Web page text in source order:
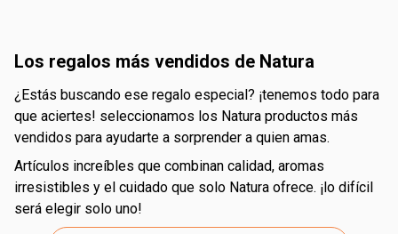
los regalos más vendidos de Natura
¿estás buscando ese regalo especial? ¡tenemos todo para
que aciertes! seleccionamos los Natura productos más
vendidos para ayudarte a sorprender a quien amas.
artículos increíbles que combinan calidad, aromas
irresistibles y el cuidado que solo Natura ofrece. ¡lo difícil
será elegir solo uno!